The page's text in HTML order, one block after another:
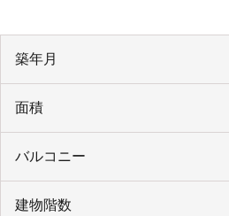
築年月
面積
バルコニー
建物階数